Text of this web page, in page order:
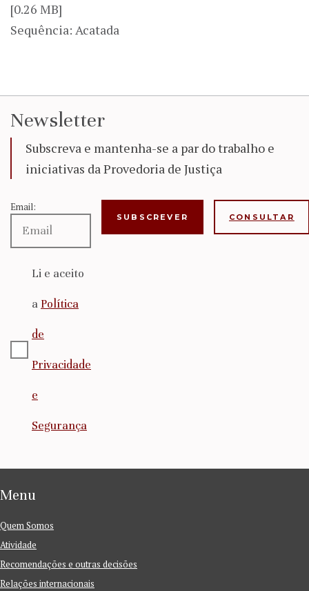
[0.26 MB]
Sequência: Acatada
Newsletter
Subscreva e mantenha-se a par do trabalho e
iniciativas da Provedoria de Justiça
Email:
Li e aceito
a Política
de
Privacidade
e
Segurança
CONSULTAR
Menu
Quem Somos
Atividade
Recomendações e outras decisões
Relações internacionais